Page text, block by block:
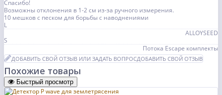
Спасибо!
Возможны отклонения в 1-2 см из-за ручного измерения.
10 мешков с песком для борьбы с наводнениями
L
ALLOYSEED
S
Потока Escape комплекты
ДОБАВИТЬ СВОЙ ОТЗЫВ ИЛИ ЗАДАТЬ ВОПРОСДОБАВИТЬ СВОЙ ОТЗЫВ
Похожие товары
Быстрый просмотр